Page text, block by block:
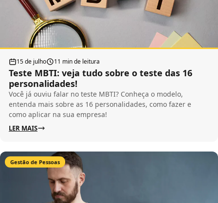
15 de julho 11 min de leitura
Teste MBTI: veja tudo sobre o teste das 16
personalidades!
Você já ouviu falar no teste MBTI? Conheça o modelo,
entenda mais sobre as 16 personalidades, como fazer e
como aplicar na sua empresa!
LER MAIS
Gestão de Pessoas